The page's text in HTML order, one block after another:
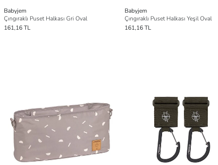
Babyjem
Çıngıraklı Puset Halkası Gri Oval
161,16 TL
Babyjem
Çıngıraklı Puset Halkası Yeşil Oval
161,16 TL